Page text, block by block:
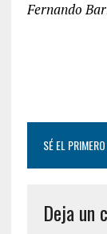
Fernando
SÉ EL
Deja un